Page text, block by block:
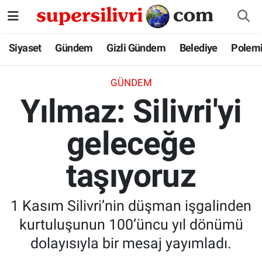
Siyaset Gündem Gizli Gündem Belediye
GÜNDEM
Yılmaz: Silivri'yi
geleceğe
taşıyoruz
1 Kasım Silivri’nin düşman işgalinden
kurtuluşunun 100’üncu yıl dönümü
dolayısıyla bir mesaj yayımladı.
Siyaset
Gizli Gündem
Belediye
Polemik
İstanbul Nöbetçi Eczaneler
İstanbul Hava Durumu
İstanbul Namaz Vakitleri
İstanbul Trafik Yoğunluk Haritası
Süper Lig Puan Durumu ve Fikstür
Tüm Manşetler
Son Dakika Haberleri
Haber Arşivi